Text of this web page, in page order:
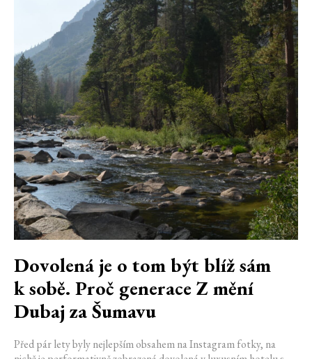
Dovolená je o tom být blíž sám
k sobě. Proč generace Z mění
Dubaj za Šumavu
Před pár lety byly nejlepším obsahem na Instagram fotky, na